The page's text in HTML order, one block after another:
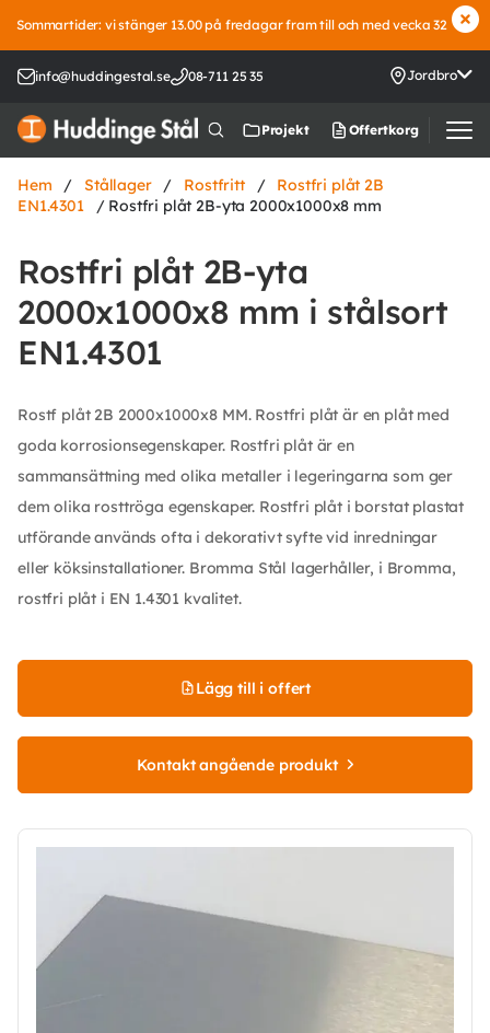
Sommartider: vi stänger 13.00 på fredagar fram till och med vecka 32
info@huddingestal.se 08-711 25 35 Jordbro
Projekt Offertkorg
Hem / Stållager / Rostfritt /
Rostfri plåt 2B
EN1.4301
/ Rostfri plåt 2B-yta 2000x1000x8 mm
Rostfri plåt 2B-yta
2000x1000x8 mm i stålsort
EN1.4301
Rostf plåt 2B 2000x1000x8 MM. Rostfri plåt är en plåt med
goda korrosionsegenskaper. Rostfri plåt är en
sammansättning med olika metaller i legeringarna som ger
dem olika rosttröga egenskaper. Rostfri plåt i borstat plastat
utförande används ofta i dekorativt syfte vid inredningar
eller köksinstallationer. Bromma Stål lagerhåller, i Bromma,
rostfri plåt i EN 1.4301 kvalitet.
Lägg till i offert
Kontakt angående produkt